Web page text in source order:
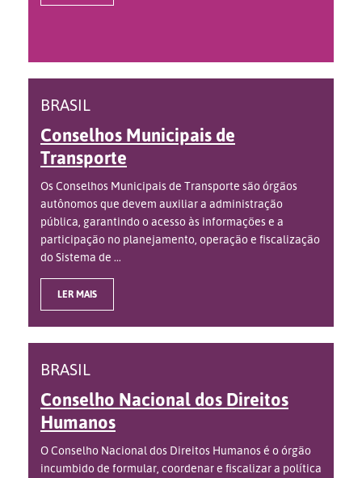
BRASIL
Conselhos Municipais de
Transporte
Os Conselhos Municipais de Transporte são órgãos
autônomos que devem auxiliar a administração
pública, garantindo o acesso às informações e a
participação no planejamento, operação e fiscalização
do Sistema de ...
LER MAIS
BRASIL
Conselho Nacional dos Direitos
Humanos
O Conselho Nacional dos Direitos Humanos é o órgão
incumbido de formular, coordenar e fiscalizar a política